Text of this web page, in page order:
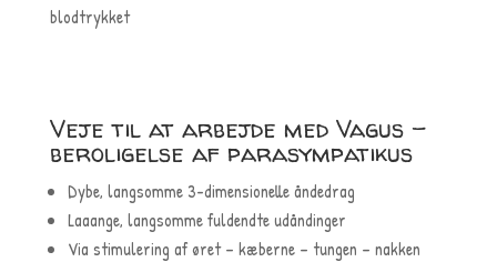
blodtrykket
Veje til at arbejde med Vagus –
beroligelse af parasympatikus
Dybe, langsomme 3-dimensionelle åndedrag
Laaange, langsomme fuldendte udåndinger
Via stimulering af øret – kæberne – tungen – nakken